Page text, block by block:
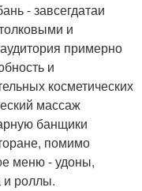
- завсегдатаи
и
примерно
и
косметических
массаж
банщики
помимо
меню - удоны,
и роллы.